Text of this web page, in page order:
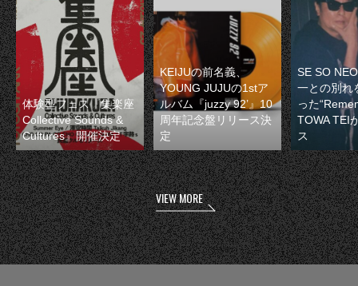
体験型フェス『集楽座
Collective Sounds &
Cultures』開催決定
KEIJUの前名義、
YOUNG JUJUの1stア
ルバム『juzzy 92’』10
周年記念盤リリース決
定
SE SO
一との別れ
った
TOWA TEI
ス
VIEW MORE